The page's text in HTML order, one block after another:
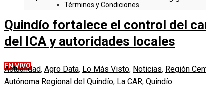
Términos y Condiciones
DENUNCIE
EN VIVO
Quindío fortalece el control del
del ICA y autoridades locales
Actualidad, Agro Data, Lo Más Visto, Noticias, Región
Autónoma Regional del Quindío, La CAR, Quindío